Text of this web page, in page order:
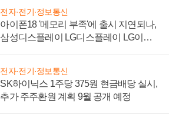
전자·전기·정보통신
아이폰18 '메모리 부족'에 출시 지연되나,
삼성디스플레이 LG디스플레이 LG이노
전자·전기·정보통신
SK하이닉스 1주당 375원 현금배당 실시,
추가 주주환원 계획 9월 공개 예정